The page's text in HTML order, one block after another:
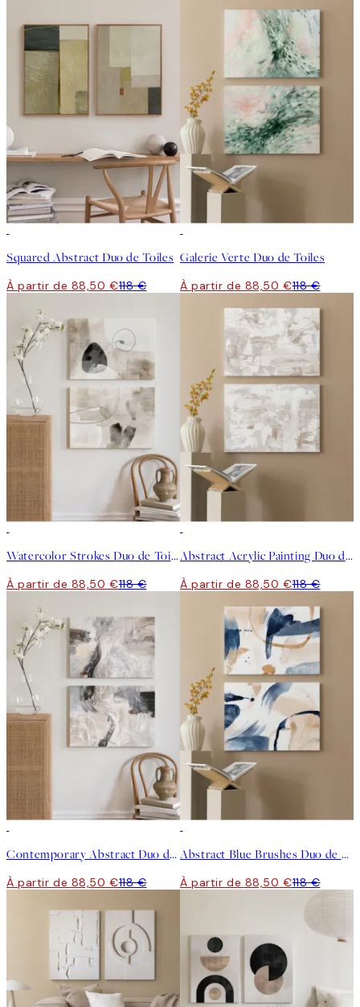
Squared Abstract Duo de Toiles
À partir de 88,50 €118 €
Galerie Verte Duo de Toiles
À partir de 88,50 €118 €
Watercolor Strokes Duo de Toiles
À partir de 88,50 €118 €
Abstract Acrylic Painting Duo de Toiles
À partir de 88,50 €118 €
Contemporary Abstract Duo de Toiles
À partir de 88,50 €118 €
Abstract Blue Brushes Duo de Toiles
À partir de 88,50 €118 €